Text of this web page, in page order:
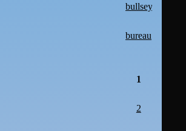
bullseye
bureau
1
2